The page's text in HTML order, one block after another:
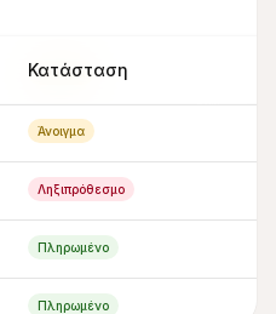
Κατάσταση
Άνοιγμα
Άνοιγμα
Ληξιπρόθεσμο
Πληρωμένο
Πληρωμένο